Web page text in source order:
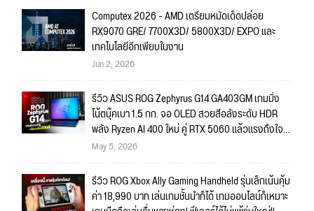
Computex 2026 - AMD เตรียมหมัดเด็ดปล่อย
RX9070 GRE/ 7700X3D/ 5800X3D/ EXPO และ
เทคโนโลยีอีกเพียบในงาน
Jun 2, 2026
รีวิว ASUS ROG Zephyrus G14 GA403GM เกมมิ่ง
โน้ตบุ๊คเบา 1.5 กก. จอ OLED สวยสีอลังระดับ HDR
พลัง Ryzen AI 400 ใหม่ คู่ RTX 5060 แล้วแรงถึงใจ
งานใหญ่พร้อมลุย เกมไหนก็พร้อมเล่น!!
May 5, 2026
รีวิว ROG Xbox Ally Gaming Handheld รุ่นเล็กเน้นคุ้ม
ค่า 18,990 บาท เล่นเกมชั้นนำก็ได้ เกมออนไลน์ก็เหมาะ